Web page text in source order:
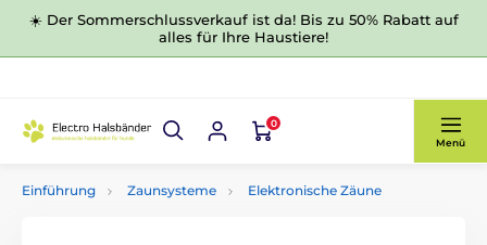
☀️ Der Sommerschlussverkauf ist da! Bis zu 50% Rabatt auf
alles für Ihre Haustiere!
0
Menü
Einführung Zaunsysteme Elektronische Zäune